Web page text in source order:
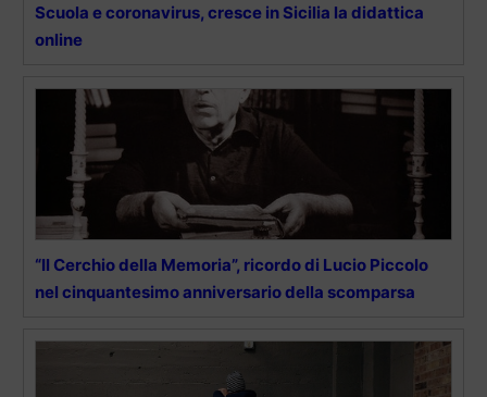
Scuola e coronavirus, cresce in Sicilia la didattica
online
“Il Cerchio della Memoria”, ricordo di Lucio Piccolo
nel cinquantesimo anniversario della scomparsa